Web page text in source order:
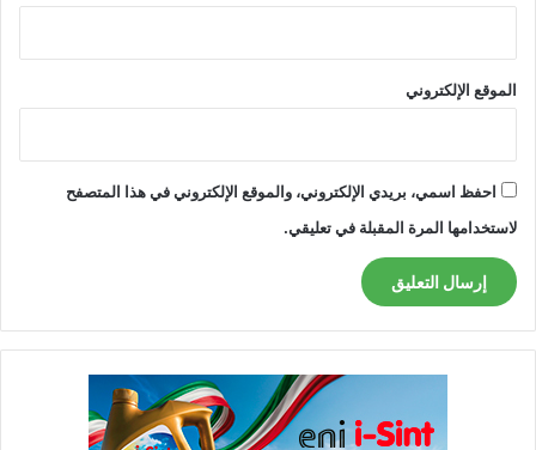
الموقع الإلكتروني
احفظ اسمي، بريدي الإلكتروني، والموقع الإلكتروني في هذا المتصفح
لاستخدامها المرة المقبلة في تعليقي.